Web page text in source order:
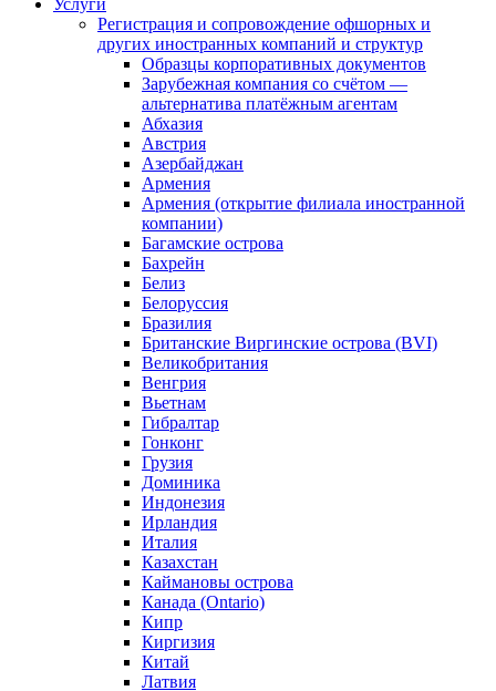
Услуги
Регистрация и сопровождение офшорных и
других иностранных компаний и структур
Образцы корпоративных документов
Зарубежная компания со счётом —
альтернатива платёжным агентам
Абхазия
Австрия
Азербайджан
Армения
Армения (открытие филиала иностранной
компании)
Багамские острова
Бахрейн
Белиз
Белоруссия
Бразилия
Британские Виргинские острова (BVI)
Великобритания
Венгрия
Вьетнам
Гибралтар
Гонконг
Грузия
Доминика
Индонезия
Ирландия
Италия
Казахстан
Каймановы острова
Канада (Ontario)
Кипр
Киргизия
Китай
Латвия